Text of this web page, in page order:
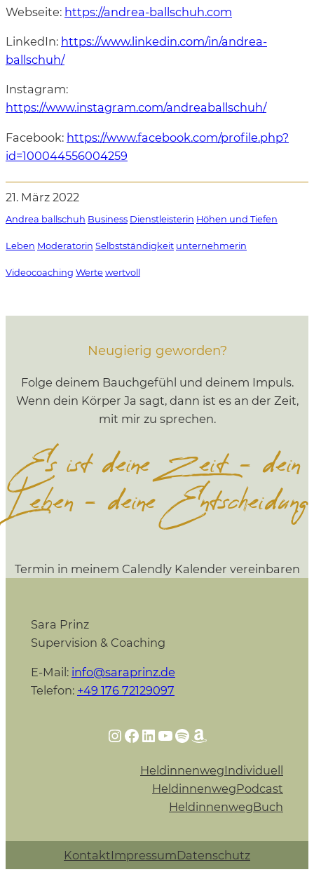
Webseite: https://andrea-ballschuh.com
LinkedIn: https://www.linkedin.com/in/andrea-
ballschuh/
Instagram:
https://www.instagram.com/andreaballschuh/
Facebook: https://www.facebook.com/profile.php?
id=100044556004259
21. März 2022
Andrea ballschuh Business Dienstleisterin Höhen und Tiefen
Leben Moderatorin Selbstständigkeit unternehmerin
Videocoaching Werte wertvoll
Neugierig geworden?
Folge deinem Bauchgefühl und deinem Impuls.
Wenn dein Körper Ja sagt, dann ist es an der Zeit,
mit mir zu sprechen.
Es ist deine Zeit – dein
Leben – deine Entscheidung
Termin in meinem Calendly Kalender vereinbaren
Sara Prinz
Supervision & Coaching
E-Mail: info@saraprinz.de
Telefon: +49 176 72129097
InstagramFacebook LinkedIn YouTube Spotify Amazon
HeldinnenwegIndividuell
HeldinnenwegPodcast
HeldinnenwegBuch
KontaktImpressumDatenschutz